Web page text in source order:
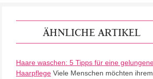
ÄHNLICHE ARTIKEL
Haare waschen: 5 Tipps für eine
HaarpflegeViele Menschen möchten ihrem